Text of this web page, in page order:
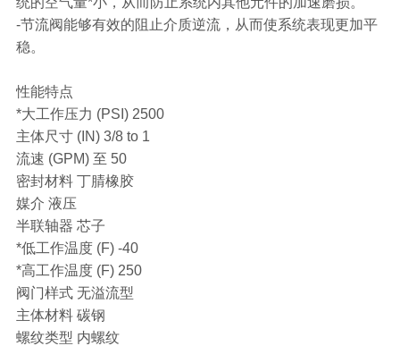
-节流阀能够有效的阻止介质逆流，从而使系统表现更加平
稳。
性能特点
*大工作压力 (PSI) 2500
主体尺寸 (IN) 3/8 to 1
流速 (GPM) 至 50
密封材料 丁腈橡胶
媒介 液压
半联轴器 芯子
*低工作温度 (F) -40
*高工作温度 (F) 250
阀门样式 无溢流型
主体材料 碳钢
螺纹类型 内螺纹